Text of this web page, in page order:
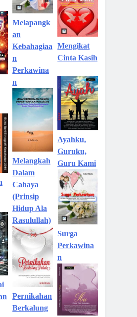
Melapangk
an
Kebahagiaa
n
Perkawina
n
Melangkah
Dalam
Cahaya
(Prinsip
Hidup Ala
Rasulullah)
Pernikahan
Berkalung
Mengikat
Cinta Kasih
Ayahku,
Guruku,
Guru Kami
Surga
Perkawina
n